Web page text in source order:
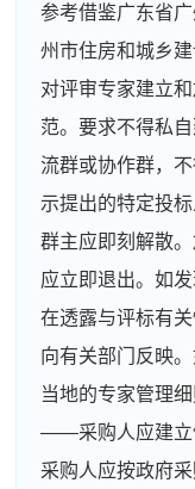
参考借鉴广东省
州市住房和城乡
对评审专家建立
范。要求不得私
流群或协作群，
示提出的特定投
群主应即刻解散
应立即退出。如
在透露与评标有
向有关部门反映
当地的专家管理
——采购人应建立
采购人应按政府